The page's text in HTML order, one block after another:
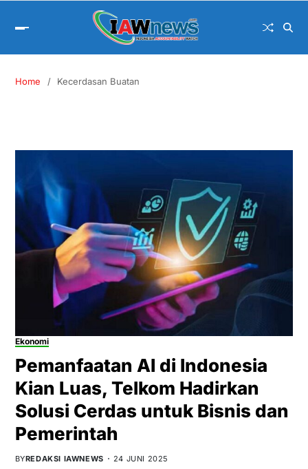
Home Kecerdasan Buatan
Ekonomi
Pemanfaatan AI di Indonesia
Kian Luas, Telkom Hadirkan
Solusi Cerdas untuk Bisnis dan
Pemerintah
BYREDAKSI IAWNEWS 24 JUNI 2025